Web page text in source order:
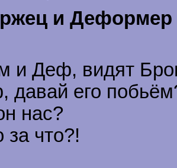
и Деформер
и Деф, видят
давай его
нас?
за что?!